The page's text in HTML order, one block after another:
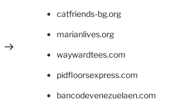
catfriends-bg.org
marianlives.org
waywardtees.com
pidfloorsexpress.com
bancodevenezuelaen.com